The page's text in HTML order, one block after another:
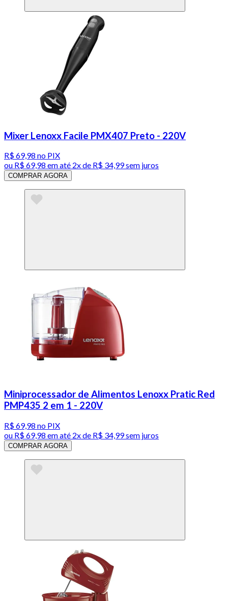
Mixer Lenoxx Facile PMX407 Preto - 220V
R$ 69,98 no PIX
ou R$ 69,98 em até 2x de R$ 34,99 sem juros
COMPRAR AGORA
Miniprocessador de Alimentos Lenoxx Pratic Red
PMP435 2 em 1 - 220V
R$ 69,98 no PIX
ou R$ 69,98 em até 2x de R$ 34,99 sem juros
COMPRAR AGORA